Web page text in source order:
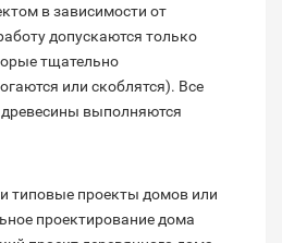
в зависимости от
допускаются только
тщательно
или скоблятся). Все
выполняются
типовые проекты домов или
проектирование дома